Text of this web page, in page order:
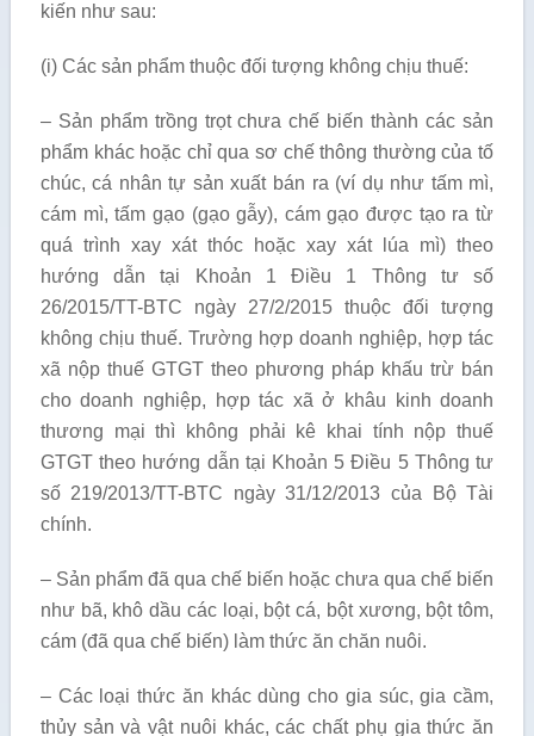
kiến như sau:
(i) Các sản phẩm thuộc đối tượng không chịu thuế:
– Sản phẩm trồng trọt chưa chế biến thành các sản
phẩm khác hoặc chỉ qua sơ chế thông thường của tố
chúc, cá nhân tự sản xuất bán ra (ví dụ như tấm mì,
cám mì, tấm gạo (gạo gẫy), cám gạo được tạo ra từ
quá trình xay xát thóc hoặc xay xát lúa mì) theo
hướng dẫn tại Khoản 1 Điều 1 Thông tư số
26/2015/TT-BTC ngày 27/2/2015 thuộc đối tượng
không chịu thuế. Trường hợp doanh nghiệp, hợp tác
xã nộp thuế GTGT theo phương pháp khấu trừ bán
cho doanh nghiệp, hợp tác xã ở khâu kinh doanh
thương mại thì không phải kê khai tính nộp thuế
GTGT theo hướng dẫn tại Khoản 5 Điều 5 Thông tư
số 219/2013/TT-BTC ngày 31/12/2013 của Bộ Tài
chính.
– Sản phẩm đã qua chế biến hoặc chưa qua chế biến
như bã, khô dầu các loại, bột cá, bột xương, bột tôm,
cám (đã qua chế biến) làm thức ăn chăn nuôi.
– Các loại thức ăn khác dùng cho gia súc, gia cầm,
thủy sản và vật nuôi khác, các chất phụ gia thức ăn